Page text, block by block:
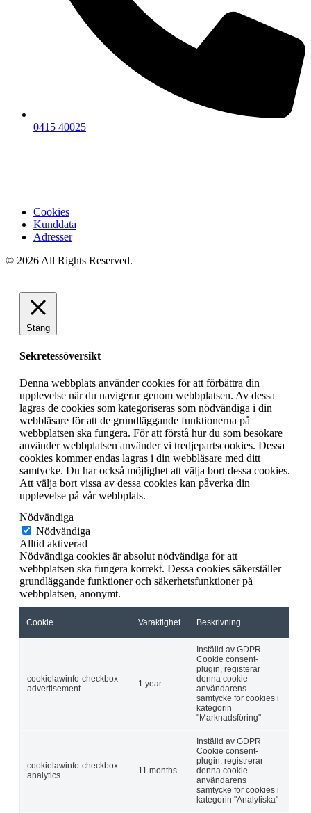
0415 40025
Cookies
Kunddata
Adresser
© 2026 All Rights Reserved.
Stäng
Sekretessöversikt
Denna webbplats använder cookies för att förbättra din
upplevelse när du navigerar genom webbplatsen. Av dessa
lagras de cookies som kategoriseras som nödvändiga i din
webbläsare för att de grundläggande funktionerna på
webbplatsen ska fungera. För att förstå hur du som besökare
använder webbplatsen använder vi tredjepartscookies. Dessa
cookies kommer endas lagras i din webbläsare med ditt
samtycke. Du har också möjlighet att välja bort dessa cookies.
Att välja bort vissa av dessa cookies kan påverka din
upplevelse på vår webbplats.
Nödvändiga
Nödvändiga
Alltid aktiverad
Nödvändiga cookies är absolut nödvändiga för att
webbplatsen ska fungera korrekt. Dessa cookies säkerställer
grundläggande funktioner och säkerhetsfunktioner på
webbplatsen, anonymt.
Cookie Varaktighet Beskrivning
cookielawinfo-checkbox-
advertisement
1 year
Inställd av GDPR
Cookie consent-
plugin, registerar
denna cookie
användarens
samtycke för cookies i
kategorin
"Marknadsföring"
cookielawinfo-checkbox-
analytics
11 months
Inställd av GDPR
Cookie consent-
plugin, registrerar
denna cookie
användarens
samtycke för cookies i
kategorin "Analytiska"